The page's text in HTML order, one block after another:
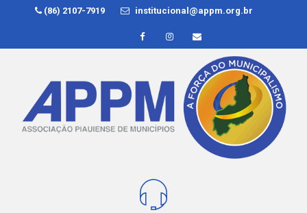
(86) 2107-7919 institucional@appm.org.br